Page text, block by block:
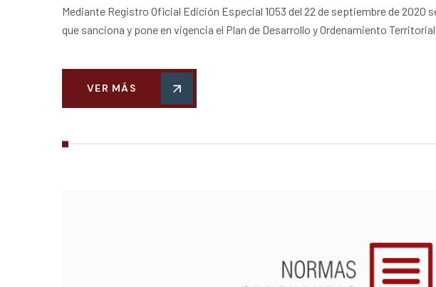
Mediante Registro Oficial Edición Especial 1053 del 22 de septiembre de 2020
que sanciona y pone en vigencia el Plan de Desarrollo y Ordenamiento
VER MÁS